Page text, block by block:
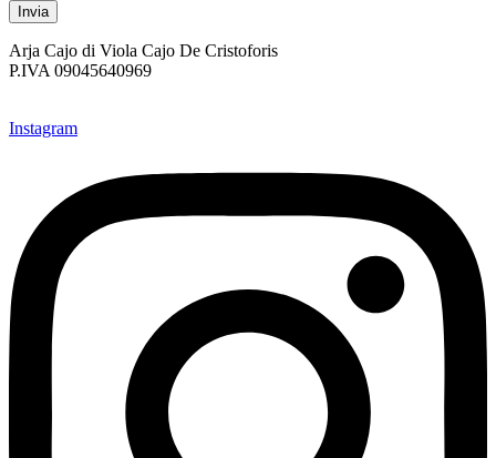
Invia
Arja Cajo di Viola Cajo De Cristoforis
P.IVA 09045640969
Instagram